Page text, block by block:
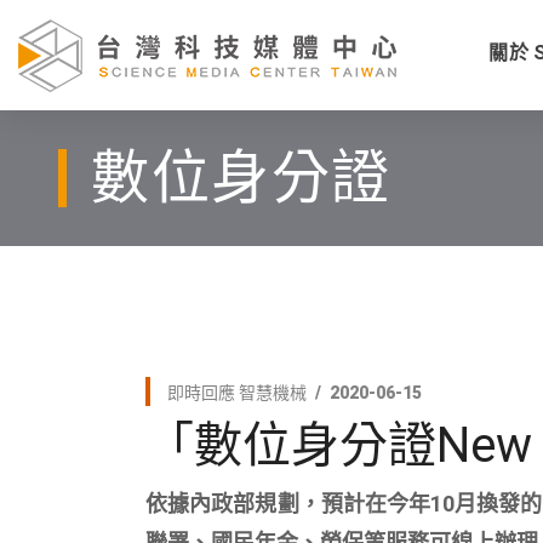
關於
數位身分證
即時回應智慧機械 2020-06-15
「數位身分證
依據內政部規劃，預計在今年10月換發